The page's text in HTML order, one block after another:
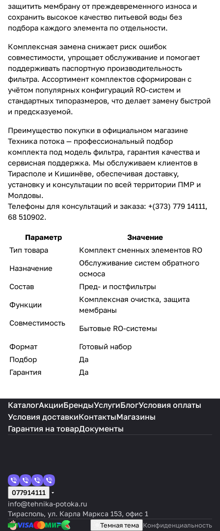
защитить мембрану от преждевременного износа и
сохранить высокое качество питьевой воды без
подбора каждого элемента по отдельности.
Комплексная замена снижает риск ошибок
совместимости, упрощает обслуживание и помогает
поддерживать паспортную производительность
фильтра. Ассортимент комплектов сформирован с
учётом популярных конфигураций RO-систем и
стандартных типоразмеров, что делает замену быстрой
и предсказуемой.
Преимущество покупки в официальном магазине
Техника потока — профессиональный подбор
комплекта под модель фильтра, гарантия качества и
сервисная поддержка. Мы обслуживаем клиентов в
Тирасполе и Кишинёве, обеспечивая доставку,
установку и консультации по всей территории ПМР и
Молдовы.
Телефоны для консультаций и заказа: +(373) 779 14111,
68 510902.
Параметр
Значение
Тип товара
Комплект сменных элементов RO
Назначение
Обслуживание систем обратного
осмоса
Состав
Пред- и постфильтры
Функции
Комплексная очистка, защита
мембраны
Совместимость
Бытовые RO-системы
Формат
Готовый набор
Подбор
Да
Гарантия
Да
КаталогАкцииБрендыУслугиБлогУсловия оплаты
Условия доставкиКонтактыМагазины
Гарантия на товарДокументы
077914111
info@tehnika-potoka.ru
Тирасполь, ул. Карла Маркса 153, офис 1
Темная тема Конфиденциальность